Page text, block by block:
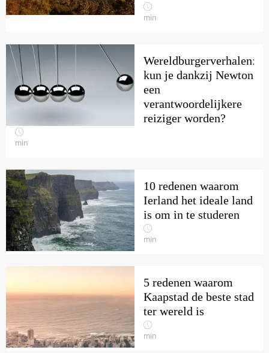
min
Wereldburgerverhalen:
kun je dankzij Newton
een
verantwoordelijkere
reiziger worden?
min
10 redenen waarom
Ierland het ideale land
is om in te studeren
min
5 redenen waarom
Kaapstad de beste stad
ter wereld is
min